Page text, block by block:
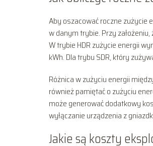
Aby oszacować roczne zużycie
w danym trybie. Przy
W trybie HDR zużycie energii
kWh. Dla trybu SDR, który
Różnica w zużyciu energii
również pamiętać o zużyciu
może generować dodatkowy
wyłączanie urządzenia z
Jakie są koszty